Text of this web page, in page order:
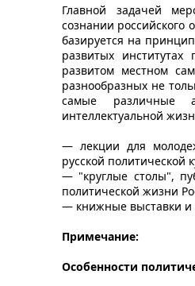
Главной задачей
сознании российского
базируется на
развитых
развитом местном
разнообразных не
самые различные
интеллектуальной
— лекции для
русской политической
— "круглые столы",
политической жизни
— книжные выставки и
Примечание:
Особенности